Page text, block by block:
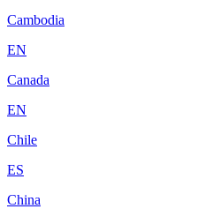
Cambodia
EN
Canada
EN
Chile
ES
China